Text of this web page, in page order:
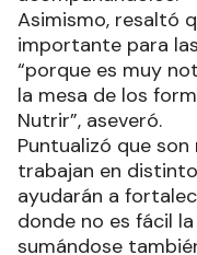
Asimismo, resaltó
importante para
“porque es muy
la mesa de los
Nutrir”, aseveró.
Puntualizó que
trabajan en
ayudarán a
donde no es fácil
sumándose